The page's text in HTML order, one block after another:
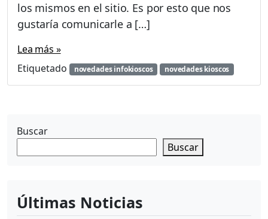
los mismos en el sitio. Es por esto que nos
gustaría comunicarle a […]
Lea más »
Etiquetado
novedades infokioscos novedades kioscos
Buscar
Buscar
Últimas Noticias